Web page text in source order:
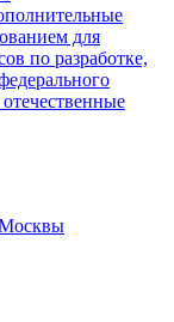
для
по разработке,
Москвы